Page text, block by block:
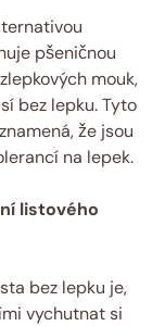
pšeničnou
mouk,
bez lepku. Tyto
že jsou
na lepek.
listového
bez lepku je,
vychutnat si